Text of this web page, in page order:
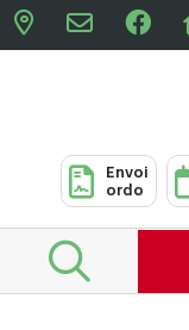
Envoi
ordo